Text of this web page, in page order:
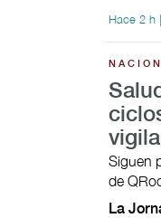
Hace 2 h
Siguen
de
La